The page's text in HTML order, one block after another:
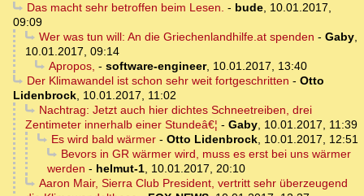
Das macht sehr betroffen beim Lesen. - bude, 10.01.2017,
09:09
Wer was tun will: An die Griechenlandhilfe.at spenden - Gaby,
10.01.2017, 09:14
Apropos, - software-engineer, 10.01.2017, 13:40
Der Klimawandel ist schon sehr weit fortgeschritten - Otto
Lidenbrock, 10.01.2017, 11:02
Nachtrag: Jetzt auch hier dichtes Schneetreiben, drei
Zentimeter innerhalb einer Stundeâ€¦ - Gaby, 10.01.2017, 11:39
Es wird bald wärmer- Otto Lidenbrock, 10.01.2017, 12:51
Bevors in GR wärmer wird, muss es erst bei uns wärmer
werden - helmut-1, 10.01.2017, 20:10
Aaron Mair, Sierra Club President, vertritt sehr überzeugend